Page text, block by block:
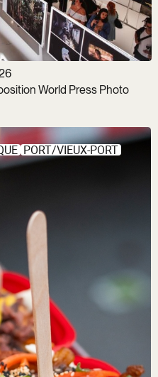
World Press Photo
PORT/VIEUX-PORT